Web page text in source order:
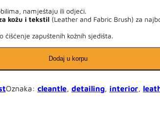
namještaju ili odjeći.
kožu i tekstil (Leather and Fabric Brush) za
čišćenje zapuštenih kožnih sjedišta.
Dodaj u korpu
Oznaka: cleantle, detailing, interior,